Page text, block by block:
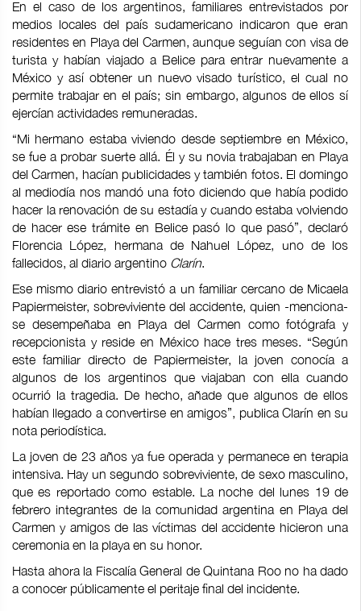
En el caso de los argentinos, familiares entrevistados por
medios locales del país sudamericano indicaron que eran
residentes en Playa del Carmen, aunque seguían con visa de
turista y habían viajado a Belice para entrar nuevamente a
México y así obtener un nuevo visado turístico, el cual no
permite trabajar en el país; sin embargo, algunos de ellos sí
ejercían actividades remuneradas.
“Mi hermano estaba viviendo desde septiembre en México,
se fue a probar suerte allá. Él y su novia trabajaban en Playa
del Carmen, hacían publicidades y también fotos. El domingo
al mediodía nos mandó una foto diciendo que había podido
hacer la renovación de su estadía y cuando estaba volviendo
de hacer ese trámite en Belice pasó lo que pasó”, declaró
Florencia López, hermana de Nahuel López, uno de los
fallecidos, al diario argentino Clarín.
Ese mismo diario entrevistó a un familiar cercano de Micaela
Papiermeister, sobreviviente del accidente, quien -menciona-
se desempeñaba en Playa del Carmen como fotógrafa y
recepcionista y reside en México hace tres meses. “Según
este familiar directo de Papiermeister, la joven conocía a
algunos de los argentinos que viajaban con ella cuando
ocurrió la tragedia. De hecho, añade que algunos de ellos
habían llegado a convertirse en amigos”, publica Clarín en su
nota periodística.
La joven de 23 años ya fue operada y permanece en terapia
intensiva. Hay un segundo sobreviviente, de sexo masculino,
que es reportado como estable. La noche del lunes 19 de
febrero integrantes de la comunidad argentina en Playa del
Carmen y amigos de las víctimas del accidente hicieron una
ceremonia en la playa en su honor.
Hasta ahora la Fiscalía General de Quintana Roo no ha dado
a conocer públicamente el peritaje final del incidente.